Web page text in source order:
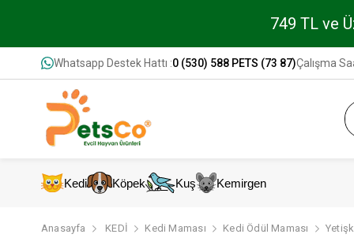
749 TL ve
Whatsapp Destek Hattı :0 (530) 588 PETS (73 87)Çalışma
Kedi Köpek Kuş Kemirgen
Anasayfa KEDİ Kedi Maması Kedi Ödül Maması